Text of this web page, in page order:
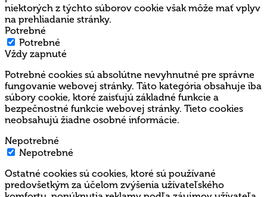
niektorých z týchto súborov cookie však môže mať vplyv
na prehliadanie stránky.
Potrebné
Potrebné
Vždy zapnuté
Potrebné cookies sú absolútne nevyhnutné pre správne
fungovanie webovej stránky. Táto kategória obsahuje iba
súbory cookie, ktoré zaisťujú základné funkcie a
bezpečnostné funkcie webovej stránky. Tieto cookies
neobsahujú žiadne osobné informácie.
Nepotrebné
Nepotrebné
Ostatné cookies sú cookies, ktoré sú používané
predovšetkým za účelom zvýšenia užívateľského